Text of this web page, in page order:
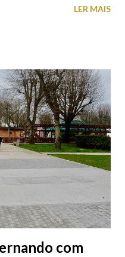
a partir das 16h00. O
Av. Conde da Carreira,
Rua Nova de Santana e
LER MAIS
com